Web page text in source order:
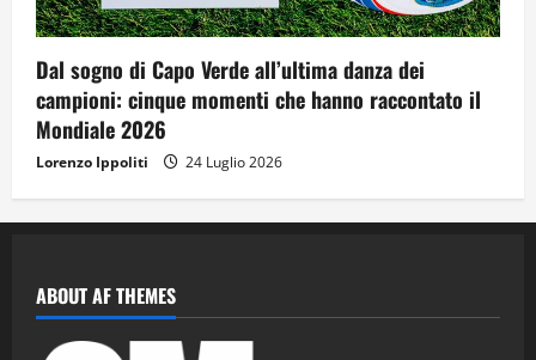
Dal sogno di Capo Verde all’ultima danza dei
campioni: cinque momenti che hanno raccontato il
Mondiale 2026
Lorenzo Ippoliti 24 Luglio 2026
ABOUT AF THEMES